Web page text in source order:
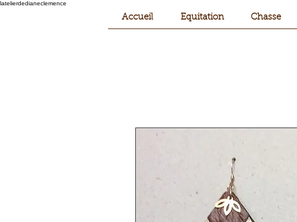
latelierdedianeclemence
Accueil Equitation Chasse